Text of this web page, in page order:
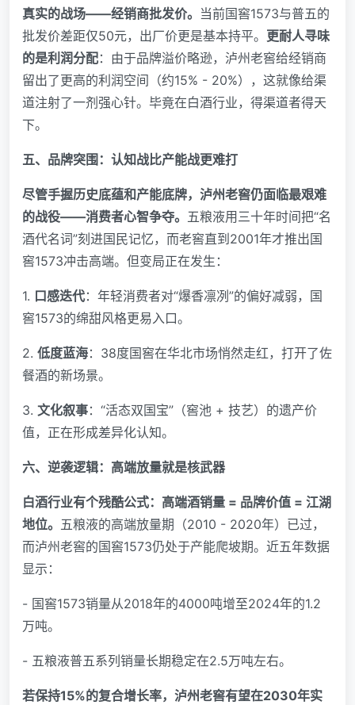
真实的战场——经销商批发价。 当前国窖1573与普五的
批发价差距仅50元，出厂价更是基本持平。 更耐人寻味
的是利润分配：由于品牌溢价略逊，泸州老窖给经销商
留出了更高的利润空间（约15% - 20%），这就像给渠
道注射了一剂强心针。毕竟在白酒行业，得渠道者得天
下。
五、品牌突围：认知战比产能战更难打
尽管手握历史底蕴和产能底牌，泸州老窖仍面临最艰难
的战役——消费者心智争夺。 五粮液用三十年时间把“名
酒代名词”刻进国民记忆，而老窖直到2001年才推出国
窖1573冲击高端。但变局正在发生：
1. 口感迭代：年轻消费者对“爆香凛冽”的偏好减弱，国
窖1573的绵甜风格更易入口。
2. 低度蓝海：38度国窖在华北市场悄然走红，打开了佐
餐酒的新场景。
3. 文化叙事：“活态双国宝”（窖池 + 技艺）的遗产价
值，正在形成差异化认知。
六、逆袭逻辑：高端放量就是核武器
白酒行业有个残酷公式：高端酒销量 = 品牌价值 = 江湖
地位。 五粮液的高端放量期（2010 - 2020年）已过，
而泸州老窖的国窖1573仍处于产能爬坡期。近五年数据
显示：
- 国窖1573销量从2018年的4000吨增至2024年的1.2
万吨。
- 五粮液普五系列销量长期稳定在2.5万吨左右。
若保持15%的复合增长率，泸州老窖有望在2030年实